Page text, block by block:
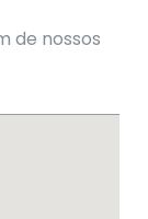
de nossos